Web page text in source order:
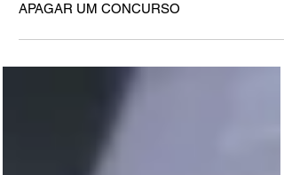
5 de mai.
BISBI INVESTIGATIVO
CIANORTE: A CANETADA QUE TENTOU